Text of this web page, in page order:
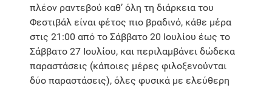
πλέον ραντεβού καθ’ όλη τη διάρκεια του
Φεστιβάλ είναι φέτος πιο βραδινό, κάθε μέρα
στις 21:00 από το Σάββατο 20 Ιουλίου έως το
Σάββατο 27 Ιουλίου, και περιλαμβάνει δώδεκα
παραστάσεις (κάποιες μέρες φιλοξενούνται
δύο παραστάσεις), όλες φυσικά με ελεύθερη